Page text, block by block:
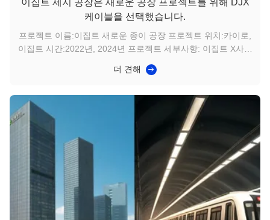
이집트 제지 공장은 새로운 공장 프로젝트를 위해 DJX
케이블을 선택했습니다.
프로젝트 이름:이집트 새로운 종이 공장 프로젝트 위치:카이로,
이집트 시간:2022년, 2024년 프로젝트 세부사항: 이집트 X사는
함에 따라 회사도 확장되었으며 원래 공장은 더 이상 생산 능력
새로 지었다. 새로운 공장과 생산 라인에는 YJVR, KYJVRP3,
KVVR, VVR, YJLV22 등 많은 양의 전선과 케이블이 필요했습니
다. 다양한 옵션을 비교하고 샘플 테스트를 거친 후 최종적으로
DJX 회사가 ...
더 견해